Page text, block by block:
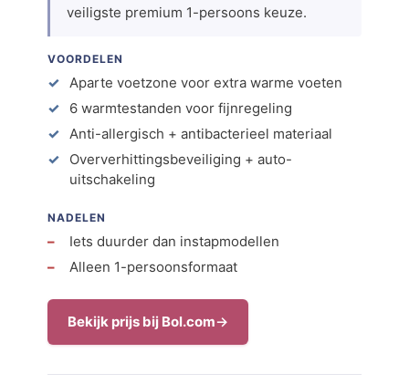
veiligste premium 1-persoons keuze.
VOORDELEN
Aparte voetzone voor extra warme voeten
6 warmtestanden voor fijnregeling
Anti-allergisch + antibacterieel materiaal
Oververhittingsbeveiliging + auto-
uitschakeling
NADELEN
Iets duurder dan instapmodellen
Alleen 1-persoonsformaat
Bekijk prijs bij Bol.com